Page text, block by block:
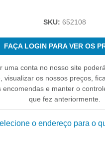
SKU: 652108
FAÇA LOGIN PARA VER OS
uma conta no nosso site
visualizar os nossos preços,
encomendas e manter o
que fez anteriormente.
o endereço para o